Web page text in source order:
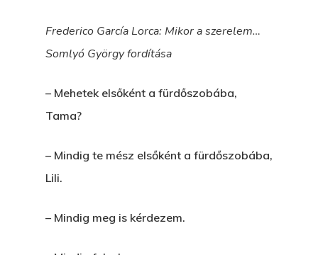
Frederico García Lorca: Mikor a szerelem…
Somlyó György fordítása
– Mehetek elsőként a fürdőszobába,
Tama?
– Mindig te mész elsőként a fürdőszobába,
Lili.
– Mindig meg is kérdezem.